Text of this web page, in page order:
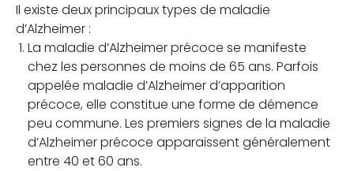
Il existe deux principaux types de maladie
d’Alzheimer :
La maladie d’Alzheimer précoce se manifeste
chez les personnes de moins de 65 ans. Parfois
appelée maladie d’Alzheimer d’apparition
précoce, elle constitue une forme de démence
peu commune. Les premiers signes de la maladie
d’Alzheimer précoce apparaissent généralement
entre 40 et 60 ans.